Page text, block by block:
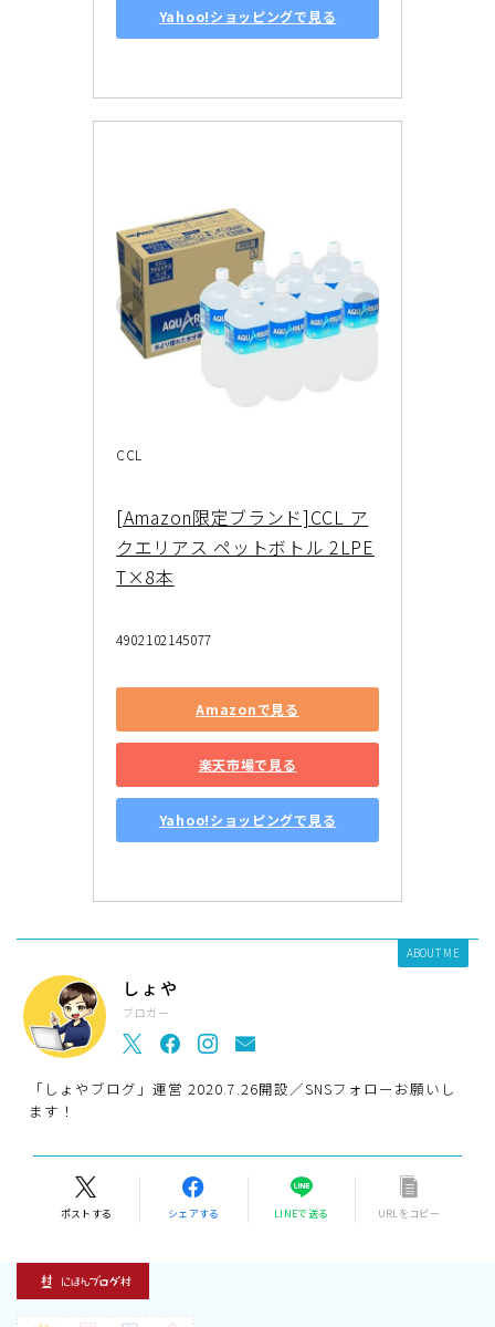
Yahoo!ショッピングで見る
CCL
[Amazon限定ブランド]CCL ア
クエリアス ペットボトル 2LPE
T×8本
4902102145077
Amazonで見る
楽天市場で見る
Yahoo!ショッピングで見る
ABOUT ME
しょや
ブロガー
「しょやブログ」運営 2020.7.26開設／SNSフォローお願いし
ます！
ポストする シェアする LINEで送る URLをコピー